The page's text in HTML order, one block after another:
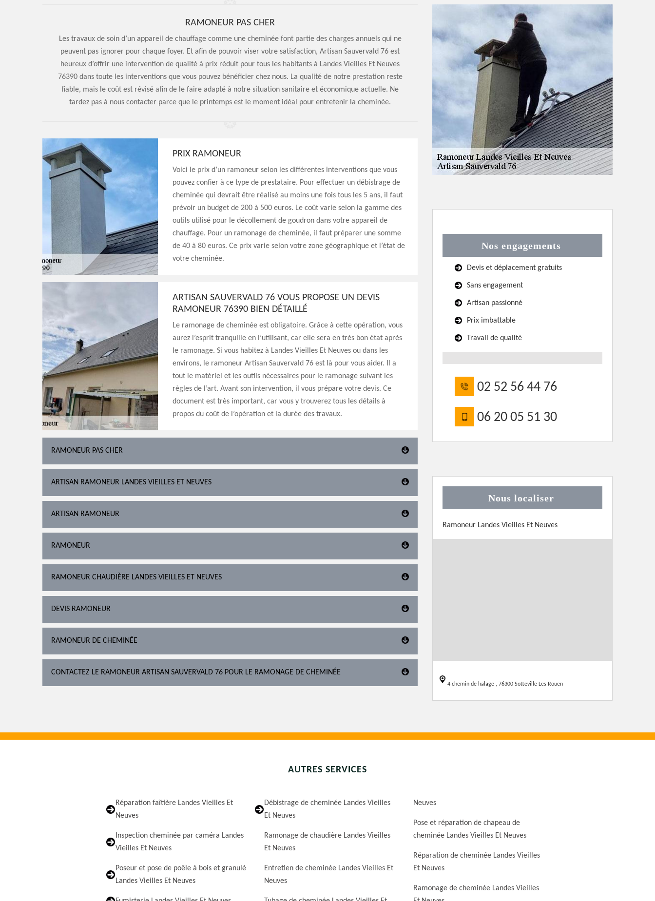
RAMONEUR PAS CHER
Les travaux de soin d’un appareil de chauffage comme une cheminée font partie des charges annuels qui ne
peuvent pas ignorer pour chaque foyer. Et afin de pouvoir viser votre satisfaction, Artisan Sauvervald 76 est
heureux d’offrir une intervention de qualité à prix réduit pour tous les habitants à Landes Vieilles Et Neuves
76390 dans toute les interventions que vous pouvez bénéficier chez nous. La qualité de notre prestation reste
fiable, mais le coût est révisé afin de le faire adapté à notre situation sanitaire et économique actuelle. Ne
tardez pas à nous contacter parce que le printemps est le moment idéal pour entretenir la cheminée.
PRIX RAMONEUR
Voici le prix d’un ramoneur selon les différentes interventions que vous
pouvez confier à ce type de prestataire. Pour effectuer un débistrage de
cheminée qui devrait être réalisé au moins une fois tous les 5 ans, il faut
prévoir un budget de 200 à 500 euros. Le coût varie selon la gamme des
outils utilisé pour le décollement de goudron dans votre appareil de
chauffage. Pour un ramonage de cheminée, il faut préparer une somme
de 40 à 80 euros. Ce prix varie selon votre zone géographique et l’état de
votre cheminée.
ARTISAN SAUVERVALD 76 VOUS PROPOSE UN DEVIS
RAMONEUR 76390 BIEN DÉTAILLÉ
Le ramonage de cheminée est obligatoire. Grâce à cette opération, vous
aurez l’esprit tranquille en l’utilisant, car elle sera en très bon état après
le ramonage. Si vous habitez à Landes Vieilles Et Neuves ou dans les
environs, le ramoneur Artisan Sauvervald 76 est là pour vous aider. Il a
tout le matériel et les outils nécessaires pour le ramonage suivant les
règles de l’art. Avant son intervention, il vous prépare votre devis. Ce
document est très important, car vous y trouverez tous les détails à
propos du coût de l’opération et la durée des travaux.
RAMONEUR PAS CHER
ARTISAN RAMONEUR LANDES VIEILLES ET NEUVES
ARTISAN RAMONEUR
RAMONEUR
RAMONEUR CHAUDIÈRE LANDES VIEILLES ET NEUVES
DEVIS RAMONEUR
RAMONEUR DE CHEMINÉE
CONTACTEZ LE RAMONEUR ARTISAN SAUVERVALD 76 POUR LE RAMONAGE DE CHEMINÉE
Nos engagements
Devis et déplacement gratuits
Sans engagement
Artisan passionné
Prix imbattable
Travail de qualité
02 52 56 44 76
06 20 05 51 30
Nous localiser
Ramoneur Landes Vieilles Et Neuves
4 chemin de halage , 76300 Sotteville Les Rouen
AUTRES SERVICES
Réparation faîtière Landes Vieilles Et
Neuves
Inspection cheminée par caméra Landes
Vieilles Et Neuves
Poseur et pose de poêle à bois et granulé
Landes Vieilles Et Neuves
Débistrage de cheminée Landes Vieilles
Et Neuves
Ramonage de chaudière Landes Vieilles
Et Neuves
Entretien de cheminée Landes Vieilles Et
Neuves
Neuves
Pose et réparation de chapeau de
cheminée Landes Vieilles Et Neuves
Réparation de cheminée Landes Vieilles
Et Neuves
Ramonage de cheminée Landes Vieilles